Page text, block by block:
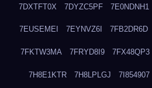
7DXTFT0X 7DYZC5PF 7E0NDNH1
7EUSEMEI 7EYNVZ6I 7FB2DR6D
7FKTW3MA 7FRYD8I9 7FX48QP3
7H8E1KTR 7H8LPLGJ 7I854907